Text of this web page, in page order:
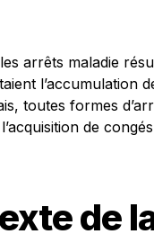
arrêts maladie
l’accumulation
toutes formes
de
de